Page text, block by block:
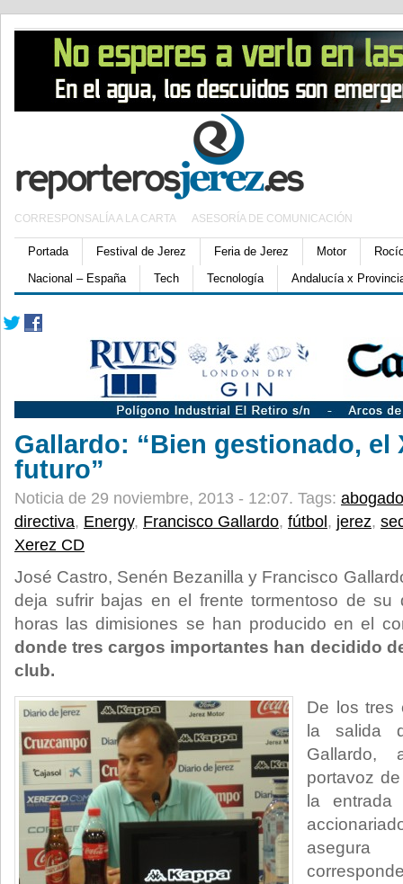
CORRESPONSALÍA A LA CARTA ASESORÍA DE COMUNICACIÓN
Portada Festival de Jerez Feria de Jerez Motor
Nacional – España
Tech Tecnología Andalucía x
Gallardo: “Bien gestionado, el
futuro”
Noticia de 29 noviembre, 2013 - 12:07. Tags: abogado
directiva, Energy, Francisco Gallardo, fútbol , jerez,
Xerez CD
José Castro, Senén Bezanilla y Francisco
deja sufrir bajas en el frente tormentoso de su
horas las dimisiones se han producido en el
donde tres cargos importantes han decidido
club.
De los tres
la salida
Gallardo,
portavoz
la
asegura